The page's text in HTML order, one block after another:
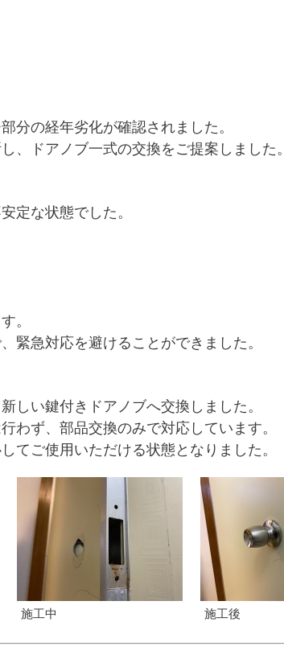
分の経年劣化が確認されました。
、ドアノブ一式の交換をご提案しました。
定な状態でした。
。
緊急対応を避けることができました。
しい鍵付きドアノブへ交換しました。
わず、部品交換のみで対応しています。
てご使用いただける状態となりました。
施工中 施工後